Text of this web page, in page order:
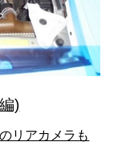
)
リアカメラも